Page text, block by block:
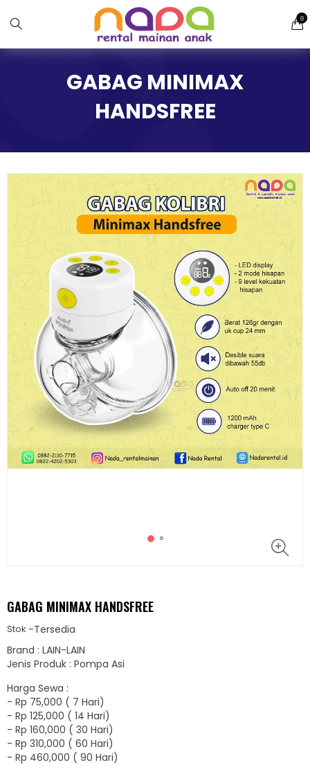
0
GABAG MINIMAX
HANDSFREE
GABAG MINIMAX HANDSFREE
Stok -Tersedia
Brand : LAIN-LAIN
Jenis Produk : Pompa Asi
Harga Sewa :
- Rp 75,000 ( 7 Hari)
- Rp 125,000 ( 14 Hari)
- Rp 160,000 ( 30 Hari)
- Rp 310,000 ( 60 Hari)
- Rp 460,000 ( 90 Hari)